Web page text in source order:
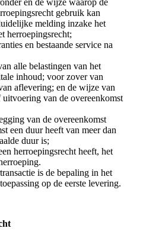
en de wijze waarop de
gebruik kan
melding inzake het
herroepingsrecht;
en bestaande service na
alle belastingen van het
inhoud; voor zover van
aflevering; en de wijze van
van de overeenkomst
van de overeenkomst
een duur heeft van meer dan
duur is;
herroepingsrecht heeft, het
is de bepaling in het
op de eerste levering.